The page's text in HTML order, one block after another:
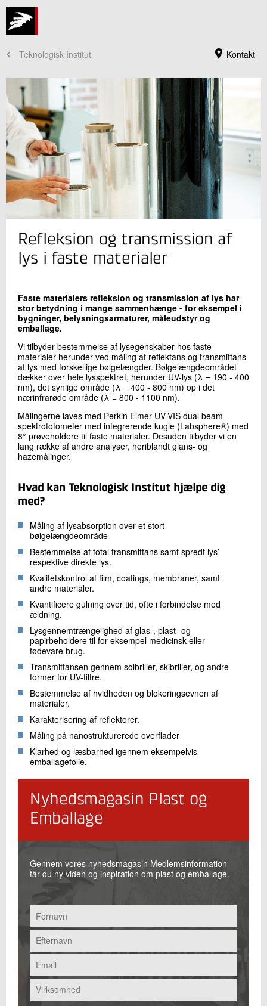
Kontakt
Teknologisk Institut
Jeg er din kontaktperson
Lise Dahl Andersen
Konsulent, civilingeniør, kemi
Plast og Emballage
LinkedIn
Skriv til mig
Refleksion og transmission af
lys i faste materialer
Faste materialers refleksion og transmission af lys har
stor betydning i mange sammenhænge - for eksempel i
bygninger, belysningsarmaturer, måleudstyr og
emballage.
Vi tilbyder bestemmelse af lysegenskaber hos faste
materialer herunder ved måling af reflektans og transmittans
af lys med forskellige bølgelængder. Bølgelængdeområdet
dækker over hele lysspektret, herunder UV-lys (λ = 190 - 400
nm), det synlige område (λ = 400 - 800 nm) op i det
nærinfrarøde område (λ = 800 - 1100 nm).
Målingerne laves med Perkin Elmer UV-VIS dual beam
spektrofotometer med integrerende kugle (Labsphere®) med
8° prøveholdere til faste materialer. Desuden tilbyder vi en
lang række af andre analyser, heriblandt glans- og
hazemålinger.
Hvad kan Teknologisk Institut hjælpe dig
med?
Måling af lysabsorption over et stort
bølgelængdeområde
Bestemmelse af total transmittans samt spredt lys’
respektive direkte lys.
Kvalitetskontrol af film, coatings, membraner, samt
andre materialer.
Kvantificere gulning over tid, ofte i forbindelse med
ældning.
Lysgennemtrængelighed af glas-, plast- og
papirbeholdere til for eksempel medicinsk eller
fødevare brug.
Transmittansen gennem solbriller, skibriller, og andre
former for UV-filtre.
Bestemmelse af hvidheden og blokeringsevnen af
materialer.
Karakterisering af reflektorer.
Måling på nanostrukturerede overflader
Klarhed og læsbarhed igennem eksempelvis
emballagefolie.
Nyhedsmagasin Plast og
Emballage
Gennem vores nyhedsmagasin Medlemsinformation
får du ny viden og inspiration om plast og emballage.